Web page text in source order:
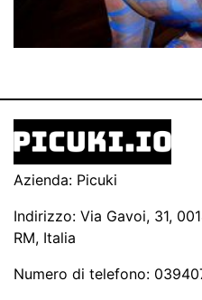
Azienda: Picuki
Indirizzo: Via Gavoi, 31,
RM, Italia
Numero di telefono: